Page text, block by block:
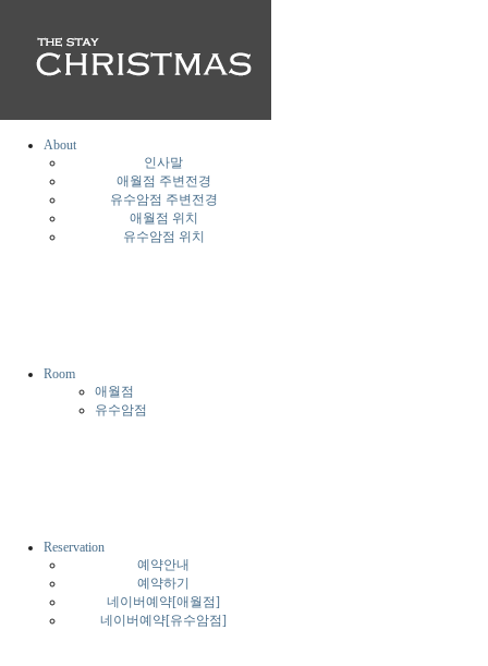
About
인사말
애월점 주변전경
유수암점 주변전경
애월점 위치
유수암점 위치
Room
애월점
유수암점
Reservation
예약안내
예약하기
네이버예약[애월점]
네이버예약[유수암점]